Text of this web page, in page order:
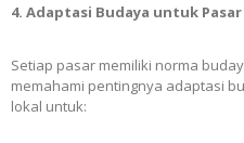
4. Adaptasi Budaya untuk
Setiap pasar memiliki norma
memahami pentingnya adaptasi
lokal untuk: